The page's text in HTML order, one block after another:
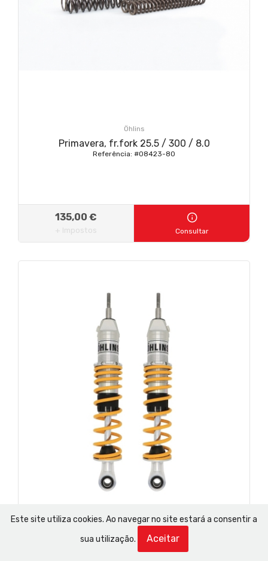
Öhlins
Primavera, fr.fork 25.5 / 300 / 8.0
Referência: #08423-80
135,00 €
+ Impostos Consultar
Öhlins
PIAGGIO VESPA GTS 300 2017-21 traseira -
amortecedor S36E
Este site utiliza cookies. Ao navegar no site estará a consentir a
sua utilização.
Aceitar